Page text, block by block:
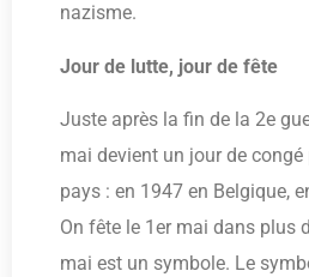
nazisme.
Jour de lutte, jour de fête
Juste après la fin de la 2e
mai devient un jour de
pays : en 1947 en Belgique,
On fête le 1er mai dans plus
mai est un symbole. Le